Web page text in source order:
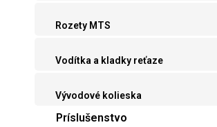
Rozety MTS
Vodítka a kladky reťaze
Vývodové kolieska
Príslušenstvo